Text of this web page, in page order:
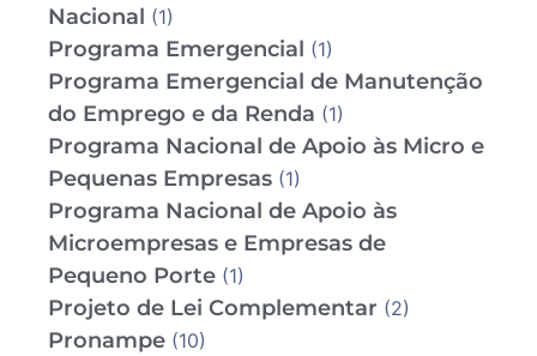
Nacional (1)
Programa Emergencial (1)
Programa Emergencial de Manutenção
do Emprego e da Renda (1)
Programa Nacional de Apoio às Micro e
Pequenas Empresas (1)
Programa Nacional de Apoio às
Microempresas e Empresas de
Pequeno Porte (1)
Projeto de Lei Complementar (2)
Pronampe (10)